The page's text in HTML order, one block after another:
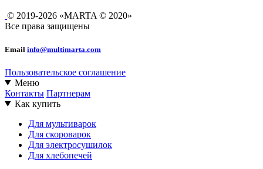
© 2019-2026 «MARTA © 2020»
Все права защищены
Email info@multimarta.com
Пользовательское соглашение
Меню
Контакты Партнерам
Как купить
Для мультиварок
Для скороварок
Для электросушилок
Для хлебопечей